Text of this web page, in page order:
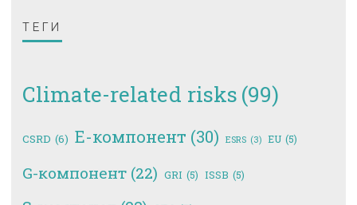
ТЕГИ
Climate-related risks (99)
CSRD (6) E-компонент (30) ESRS (3) EU (5)
G-компонент (22) GRI (5) ISSB (5)